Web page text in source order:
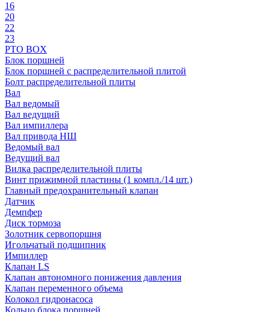
16
20
22
23
PTO BOX
Блок поршней
Блок поршней c распределительной плитой
Болт распределительной плиты
Вал
Вал ведомый
Вал ведущий
Вал импиллера
Вал привода НШ
Ведомый вал
Ведущий вал
Вилка распределительной плиты
Винт прижимной пластины (1 компл./14 шт.)
Главный предохранительный клапан
Датчик
Демпфер
Диск тормоза
Золотник сервопоршня
Игольчатый подшипник
Импиллер
Клапан LS
Клапан автономного понижения давления
Клапан переменного объема
Колокол гидронасоса
Кольцо блока поршней